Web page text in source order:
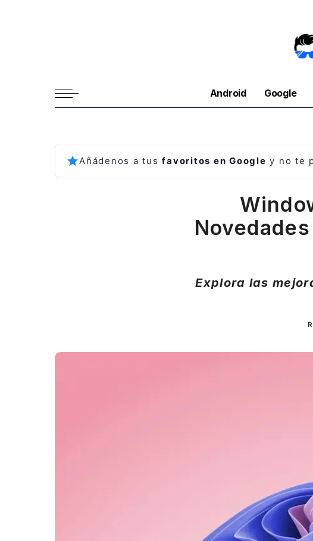
Android Google
Añádenos a tusfavoritos en Google y no te
Explora las